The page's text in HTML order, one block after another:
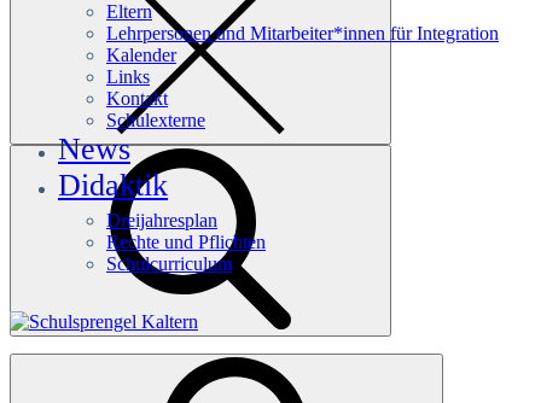
Eltern
Lehrpersonen und Mitarbeiter*innen für Integration
Kalender
Links
Kontakt
Schulexterne
News
Didaktik
Dreijahresplan
Rechte und Pflichten
Schulcurriculum
Häufige Suchanfragen